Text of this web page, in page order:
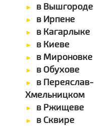
в Вышгороде
в Ирпене
в Кагарлыке
в Киеве
в Мироновке
в Обухове
в Переяслав-
Хмельницком
в Ржищеве
в Сквире